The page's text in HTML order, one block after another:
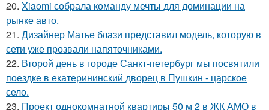
20. Xiaomi собрала команду мечты для доминации на
рынке авто.
21. Дизайнер Матье блази представил модель, которую в
сети уже прозвали напяточниками.
22. Второй день в городе Санкт-петербург мы посвятили
поездке в екатерининский дворец в Пушкин - царское
село.
23. Проект однокомнатной квартиры 50 м 2 в ЖК АМО в